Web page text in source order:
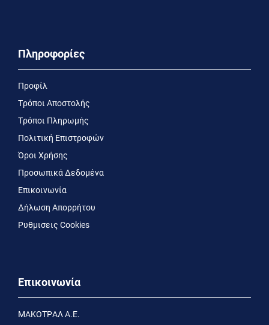
Πληροφορίες
Προφίλ
Τρόποι Αποστολής
Τρόποι Πληρωμής
Πολιτική Επιστροφών
Όροι Χρήσης
Προσωπικά Δεδομένα
Επικοινωνία
Δήλωση Απορρήτου
Ρυθμισεις Cookies
Επικοινωνία
MΑΚΟΤΡΑΛ Α.Ε.